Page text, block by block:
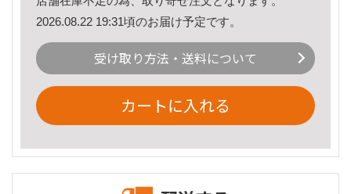
2026.08.22 19:31頃のお届け予定です。
受け取り方法・送料について
カートに入れる